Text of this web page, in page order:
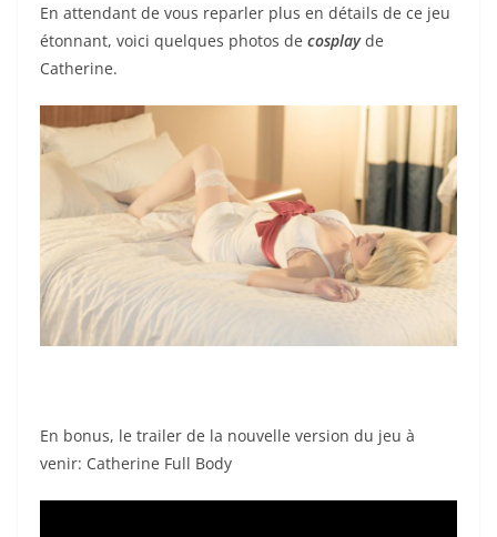
En attendant de vous reparler plus en détails de ce jeu
étonnant, voici quelques photos de cosplay de
Catherine.
En bonus, le trailer de la nouvelle version du jeu à
venir: Catherine Full Body